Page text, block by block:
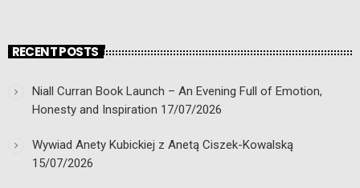
RECENT POSTS
Niall Curran Book Launch – An Evening Full of Emotion,
Honesty and Inspiration 17/07/2026
Wywiad Anety Kubickiej z Anetą Ciszek-Kowalską
15/07/2026